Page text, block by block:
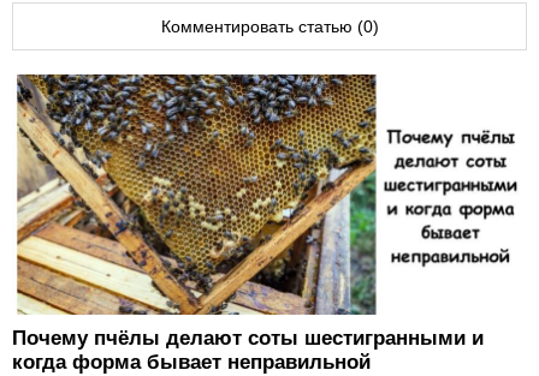
Комментировать статью (0)
Почему пчёлы делают соты шестигранными и
когда форма бывает неправильной